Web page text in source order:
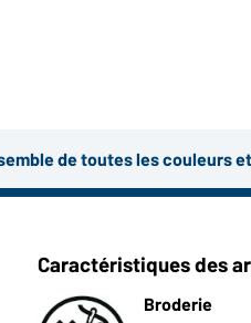
de toutes les couleurs
Caractéristiques des
Broderie